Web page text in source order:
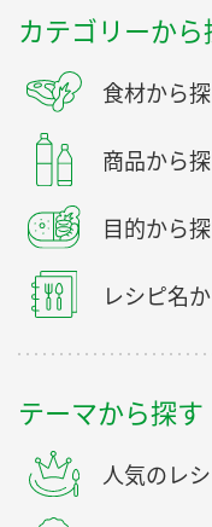
カテゴリーから
食材から
商品から
目的から
レシピ名
テーマから探す
人気のレ